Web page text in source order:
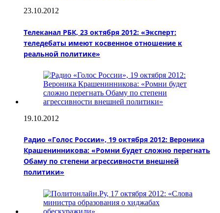
23.10.2012
Телеканал РБК, 23 октября 2012: «Эксперт:
теледебаты имеют косвенное отношение к
реальной политике»
19.10.2012
Радио «Голос России», 19 октября 2012: Вероника
Крашенинникова: «Ромни будет сложно перегнать
Обаму по степени агрессивности внешней
политики»